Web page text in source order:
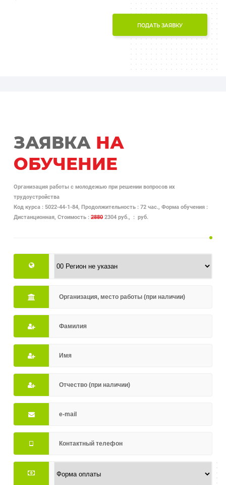
ПОДАТЬ ЗАЯВКУ
ЗАЯВКА НА
ОБУЧЕНИЕ
Организация работы с молодежью при решении вопросов их
трудоустройства
Код курса : 5022-44-1-84, Продолжительность : 72 час., Форма обучения :
Дистанционная, Стоимость :28802304 руб., : руб.